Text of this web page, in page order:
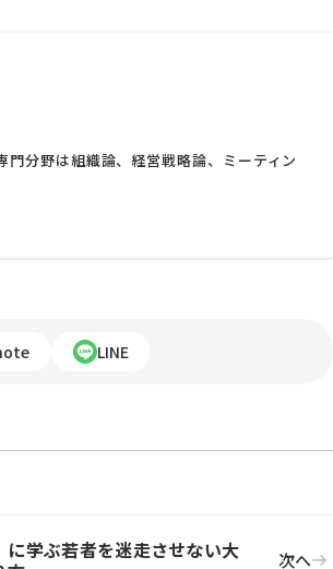
分野は組織論、経営戦略論、ミーティン
LINE
次へ
に学ぶ若者を迷走させない大